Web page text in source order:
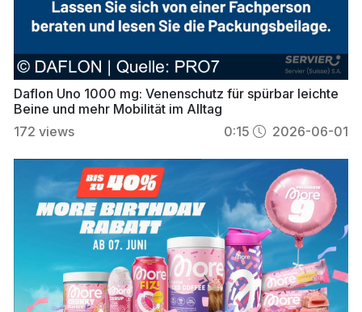
Daflon Uno 1000 mg: Venenschutz für spürbar leichte
Beine und mehr Mobilität im Alltag
172 views 0:15 2026-06-01